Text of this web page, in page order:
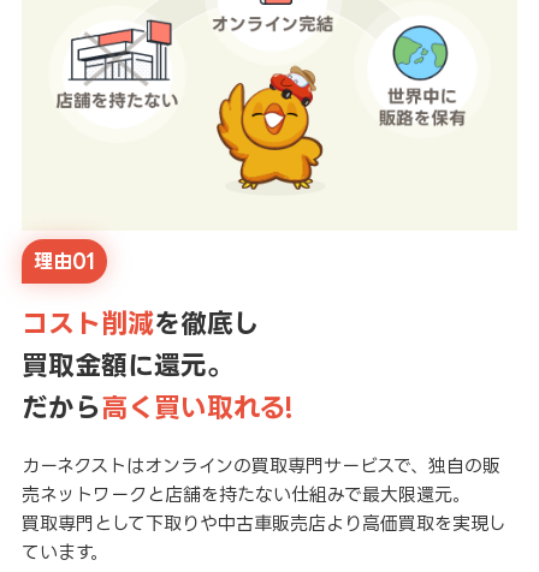
理由01
コスト削減を徹底し
買取金額に還元。
だから高く買い取れる!
カーネクストはオンラインの買取専門サービスで、独自の販
売ネットワークと店舗を持たない仕組みで最大限還元。
買取専門として下取りや中古車販売店より高価買取を実現し
ています。